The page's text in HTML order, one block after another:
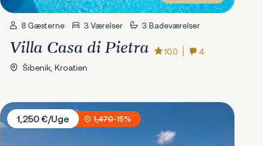
8 Gæsterne 3 Værelser 3 Badeværelser
Villa Casa di Pietra 10.0
4
Šibenik, Kroatien
Villa Lu
1,250 €/Uge
1,470-15%